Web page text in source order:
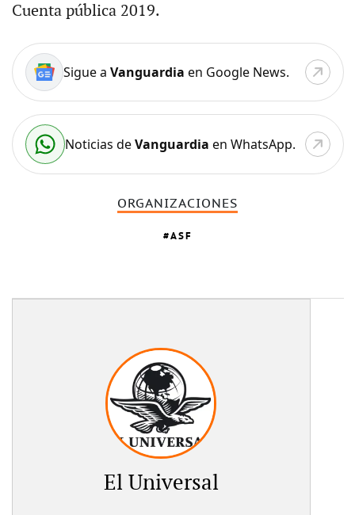
Cuenta pública 2019.
Sigue a Vanguardia en Google News.
Noticias deVanguardia en WhatsApp.
ORGANIZACIONES
ASF
El Universal